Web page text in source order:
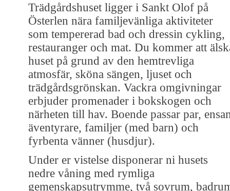
Trädgårdshuset ligger i Sankt Olof på
Österlen nära familjevänliga aktiviteter
som tempererad bad och dressin cykling,
restauranger och mat. Du kommer att
huset på grund av den hemtrevliga
atmosfär, sköna sängen, ljuset och
trädgårdsgrönskan. Vackra omgivningar
erbjuder promenader i bokskogen och
närheten till hav. Boende passar par,
äventyrare, familjer (med barn) och
fyrbenta vänner (husdjur).
Under er vistelse disponerar ni husets
nedre våning med rymliga
gemenskapsutrymme, två sovrum,